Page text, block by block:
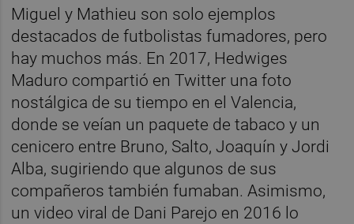
Miguel y Mathieu son solo ejemplos
destacados de futbolistas fumadores, pero
hay muchos más. En 2017, Hedwiges
Maduro compartió en Twitter una foto
nostálgica de su tiempo en el Valencia,
donde se veían un paquete de tabaco y un
cenicero entre Bruno, Salto, Joaquín y Jordi
Alba, sugiriendo que algunos de sus
compañeros también fumaban. Asimismo,
un video viral de Dani Parejo en 2016 lo